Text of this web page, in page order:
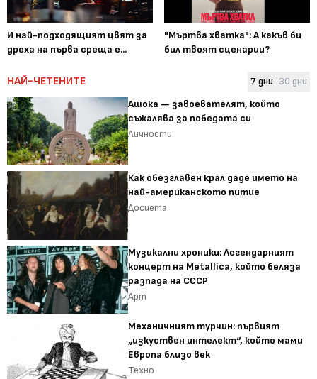
И най-подходящият цвят за
дреха на първа среща е...
"Мъртва хватка": А какъв би
бил твоят сценарии?
НАЙ-ЧЕТЕНИТЕ 7 дни 30 дни
Ашока — завоевателят, който
съжалява за победата си
Личности
Как обезглавен крал даде името на
най-американското питие
Досиета
Музикални хроники: Легендарният
концерт на Metallica, който беляза
разпада на СССР
Арт
Механичният турчин: първият
„изкуствен интелект“, който мами
Европа близо век
Техно